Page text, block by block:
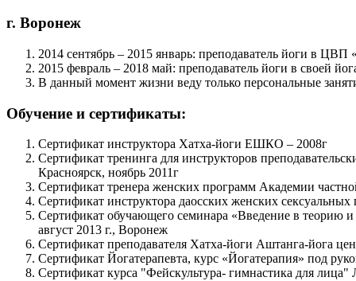
г. Воронеж
2014 сентябрь – 2015 январь: преподаватель йоги в ЦВП
2015 февраль – 2018 май: преподаватель йоги в своей
В данный момент жизни веду только персональные
Обучение и сертификаты:
Сертификат инструктора Хатха-йоги ЕШКО – 2008г
Сертификат тренинга для инструкторов
Красноярск, ноябрь 2011г
Сертификат тренера женских программ Академии
Сертификат инструктора даосских женских
Сертификат обучающего семинара «Введение в
август 2013 г., Воронеж
Сертификат преподавателя Хатха-йоги Аштанга-йога
Сертификат Йогатерапевта, курс «Йогатерапия» под
Сертификат курса "Фейскультура- гимнастика для